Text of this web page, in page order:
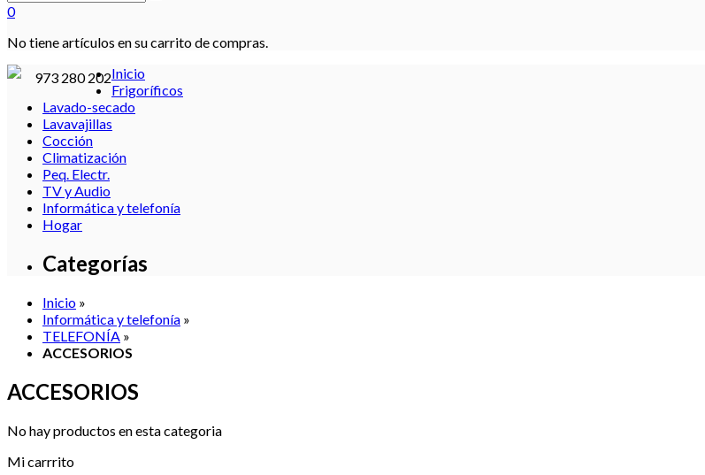
0
No tiene artículos en su carrito de compras.
973 280 202Inicio
Frigoríficos
Lavado-secado
Lavavajillas
Cocción
Climatización
Peq. Electr.
TV y Audio
Informática y telefonía
Hogar
Categorías
Inicio »
Informática y telefonía »
TELEFONÍA »
ACCESORIOS
ACCESORIOS
No hay productos en esta categoria
Mi carrrito